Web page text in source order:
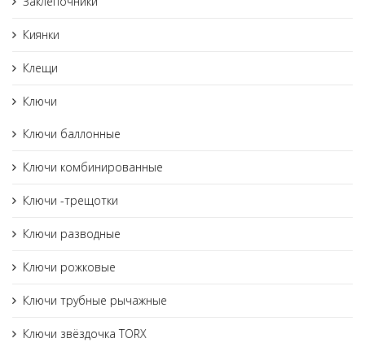
Киянки
Клещи
Ключи
Ключи баллонные
Ключи комбинированные
Ключи -трещотки
Ключи разводные
Ключи рожковые
Ключи трубные рычажные
Ключи звёздочка TORX